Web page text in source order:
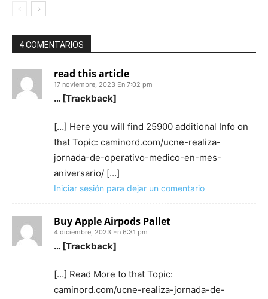
4 COMENTARIOS
read this article
17 noviembre, 2023 En 7:02 pm
… [Trackback]
[…] Here you will find 25900 additional Info on
that Topic: caminord.com/ucne-realiza-
jornada-de-operativo-medico-en-mes-
aniversario/ […]
Iniciar sesión para dejar un comentario
Buy Apple Airpods Pallet
4 diciembre, 2023 En 6:31 pm
… [Trackback]
[…] Read More to that Topic:
caminord.com/ucne-realiza-jornada-de-